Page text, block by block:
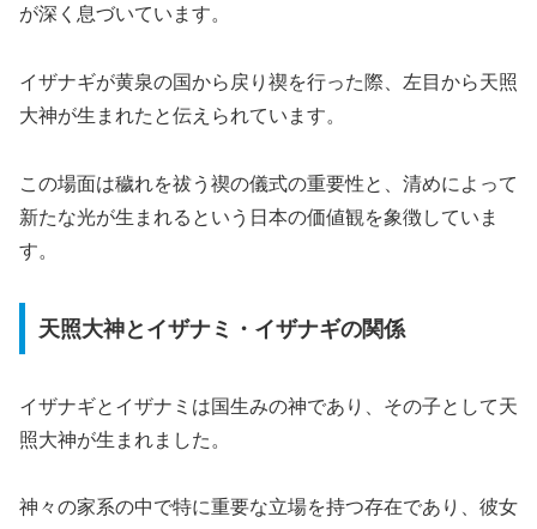
が深く息づいています。
イザナギが黄泉の国から戻り禊を行った際、左目から天照
大神が生まれたと伝えられています。
この場面は穢れを祓う禊の儀式の重要性と、清めによって
新たな光が生まれるという日本の価値観を象徴していま
す。
天照大神とイザナミ・イザナギの関係
イザナギとイザナミは国生みの神であり、その子として天
照大神が生まれました。
神々の家系の中で特に重要な立場を持つ存在であり、彼女